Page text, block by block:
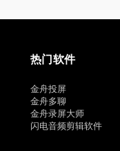
热门软件
金舟投屏
金舟多聊
金舟录屏大师
闪电音频剪辑软件